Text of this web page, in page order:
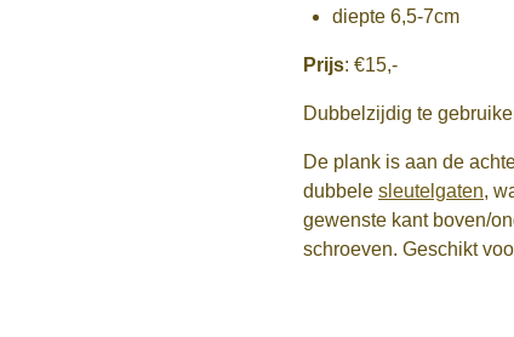
diepte 6,5-7cm
Prijs: €15,-
Dubbelzijdig te
De plank is aan de
dubbele sleutelgaten,
gewenste kant boven/
schroeven. Geschikt